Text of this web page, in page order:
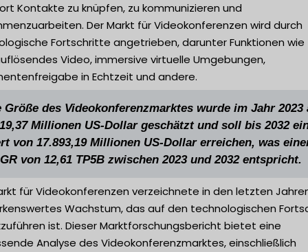
Kontakte zu knüpfen, zu kommunizieren und
Der Markt für Videokonferenzen wird durch
Fortschritte angetrieben, darunter Funktionen wie
Video, immersive virtuelle Umgebungen,
in Echtzeit und andere.
Größe des Videokonferenzmarktes wurde im Jahr 2023
Millionen US-Dollar geschätzt und soll bis 2032
von 17.893,19 Millionen US-Dollar erreichen, was
von 12,61 TP5B zwischen 2023 und 2032 entspricht.
für Videokonferenzen verzeichnete in den letzten
Wachstum, das auf den technologischen
ist. Dieser Marktforschungsbericht bietet eine
Analyse des Videokonferenzmarktes, einschließlich